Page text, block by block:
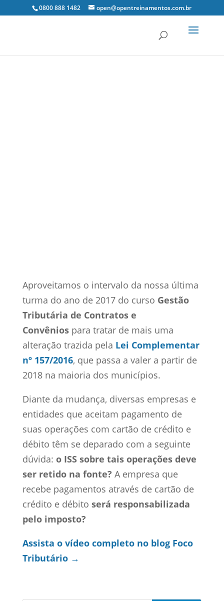
0800 888 1482 open@opentreinamentos.com.br
Aproveitamos o intervalo da nossa última
turma do ano de 2017 do curso Gestão
Tributária de Contratos e
Convêniospara tratar de mais uma
alteração trazida pela Lei Complementar
nº 157/2016, que passa a valer a partir de
2018 na maioria dos municípios.
Diante da mudança, diversas empresas e
entidades que aceitam pagamento de
suas operações com cartão de crédito e
débito têm se deparado com a seguinte
dúvida: o ISS sobre tais operações deve
ser retido na fonte? A empresa que
recebe pagamentos através de cartão de
crédito e débito será responsabilizada
pelo imposto?
Assista o vídeo completo no blog Foco
Tributário →